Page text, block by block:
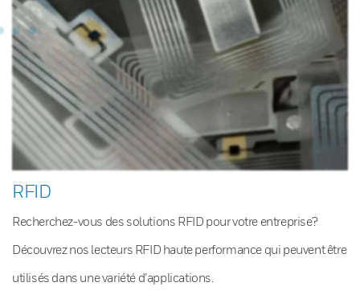
RFID
Recherchez-vous des solutions RFID pour votre entreprise?
Découvrez nos lecteurs RFID haute performance qui peuvent être
utilisés dans une variété d’applications.